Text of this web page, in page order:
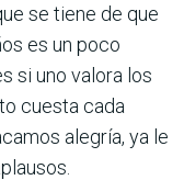
se tiene de que
es un poco
si uno valora los
cuesta cada
alegría, ya le